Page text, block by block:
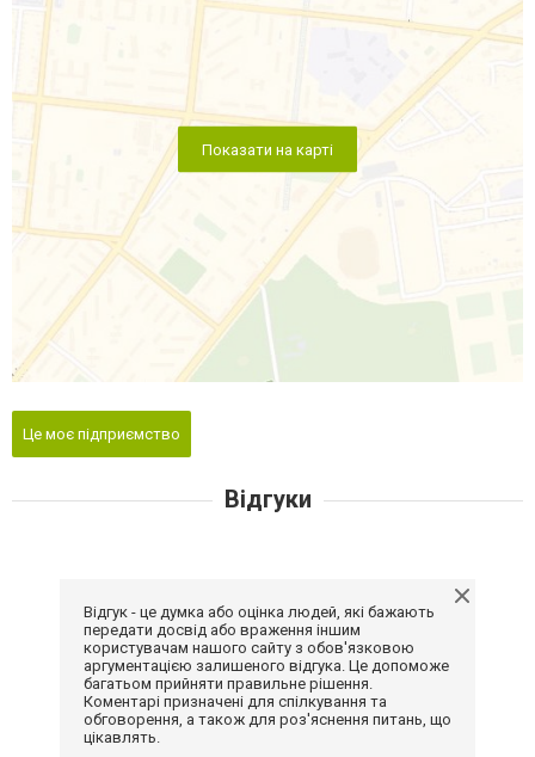
Показати на карті
Це моє підприємство
Відгуки
Відгук - це думка або оцінка людей, які бажають
передати досвід або враження іншим
користувачам нашого сайту з обов'язковою
аргументацією залишеного відгука. Це допоможе
багатьом прийняти правильне рішення.
Коментарі призначені для спілкування та
обговорення, а також для роз'яснення питань, що
цікавлять.